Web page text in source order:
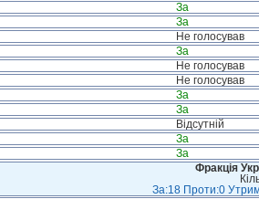
За
За
Не голосував
За
Не голосував
Не голосував
За
За
Відсутній
За
За
Фракція
За:18 Проти:0